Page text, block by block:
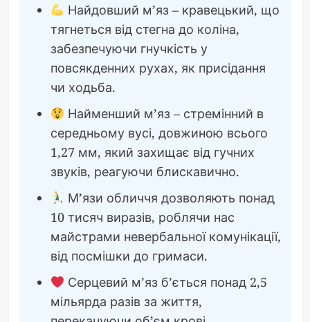
Найдовший м’яз – кравецький, що
тягнеться від стегна до коліна,
забезпечуючи гнучкість у
повсякденних рухах, як присідання
чи ходьба.
Найменший м’яз – стремінний в
середньому вусі, довжиною всього
1,27 мм, який захищає від гучних
звуків, реагуючи блискавично.
М’язи обличчя дозволяють понад
10 тисяч виразів, роблячи нас
майстрами невербальної комунікації,
від посмішки до гримаси.
Серцевий м’яз б’ється понад 2,5
мільярда разів за життя,